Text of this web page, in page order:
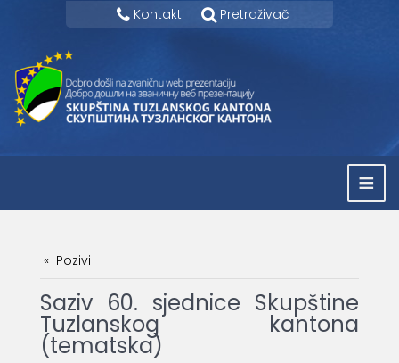
Kontakti Pretraživač
≡
Pozivi
Saziv 60. sjednice Skupštine
Tuzlanskog kantona
(tematska)